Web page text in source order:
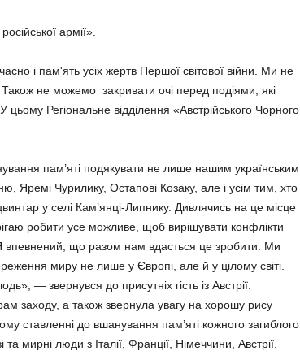
армії».
і пам'ять усіх жертв Першої світової війни. Ми не
не можемо закривати очі перед подіями, які
Регіональне відділення «Австрійського Чорного
пам’яті подякувати не лише нашим українським
Яремі Чурилику, Остапові Козаку, але і усім тим, хто
у селі Кам’янці-Липнику. Дивлячись на це місце
робити усе можливе, щоб вирішувати конфлікти
впевнений, що разом нам вдасться це зробити. Ми
миру не лише у Європі, але й у цілому світі.
— звернувся до присутніх гість із Австрії.
заходу, а також звернула увагу на хорошу рису
ставленні до вшанування пам’яті кожного загиблого
та мирні люди з Італії, Франції, Німеччини, Австрії.